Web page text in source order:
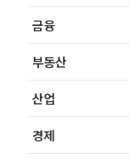
금융
부동산
산업
경제